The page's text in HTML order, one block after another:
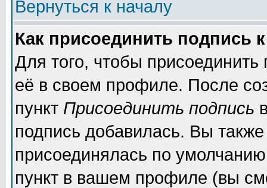
Вернуться к началу
Как присоединить подпись
Для того, чтобы
её в своем профиле. После
пункт Присоединить подпись
подпись добавилась. Вы
присоединялась по
пункт в вашем профиле (вы